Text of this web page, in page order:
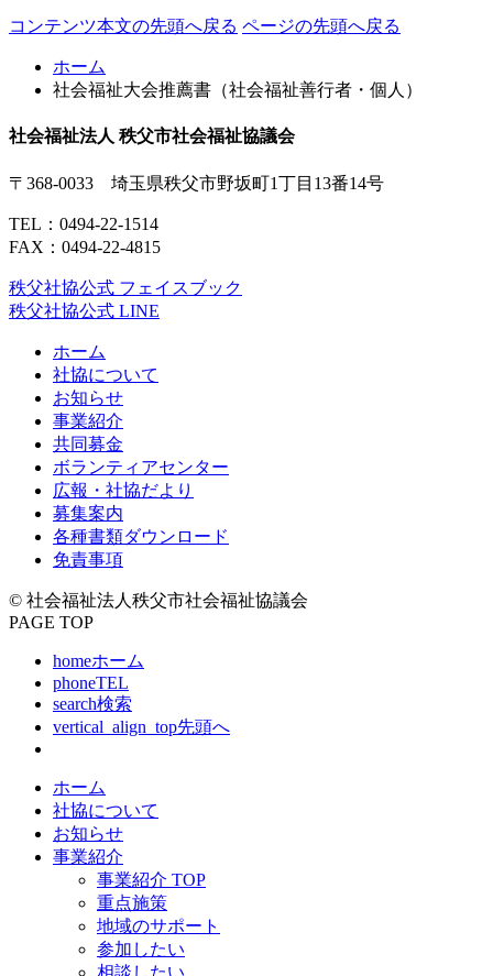
コンテンツ本文の先頭へ戻る ページの先頭へ戻る
ホーム
社会福祉大会推薦書（社会福祉善行者・個人）
社会福祉法人 秩父市社会福祉協議会
〒368-0033 埼玉県秩父市野坂町1丁目13番14号
TEL： 0494-22-1514
FAX：0494-22-4815
秩父社協公式 フェイスブック
秩父社協公式 LINE
ホーム
社協について
お知らせ
事業紹介
共同募金
ボランティアセンター
広報・社協だより
募集案内
各種書類ダウンロード
免責事項
© 社会福祉法人秩父市社会福祉協議会
PAGE TOP
homeホーム
phoneTEL
search検索
vertical_align_top先頭へ
ホーム
社協について
お知らせ
事業紹介
事業紹介 TOP
重点施策
地域のサポート
参加したい
相談したい